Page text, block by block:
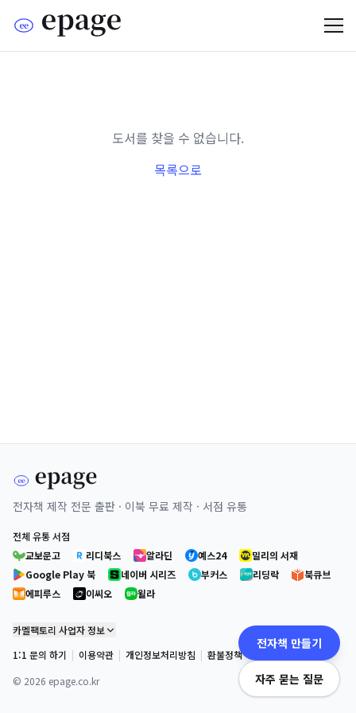
도서를 찾을 수 없습니다.
목록으로
전자책 제작 전문 출판 · 이북 무료 제작 · 서점 유통
전체 유통 서점
교보문고
리디북스 알라딘 예스24
밀리의 서재
Google Play 북
네이버 시리즈 부커스 리딩락
북큐브
에피루스
이씨오 윌라
카멜팩토리 사업자 정보
1:1 문의 하기 | 이용약관 | 개인정보처리방침 | 환불정책
© 2026 epage.co.kr
전자책 만들기
자주 묻는 질문